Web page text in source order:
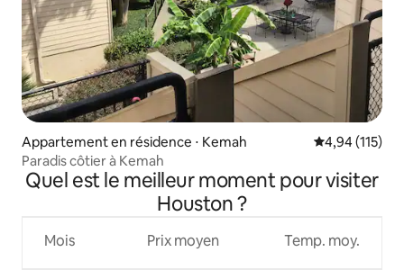
Appartement en résidence ⋅ Kemah Évaluation
4,94 (115)
Paradis côtier à Kemah
Quel est le meilleur moment pour visiter
Houston ?
Mois Prix moyen Temp. moy.